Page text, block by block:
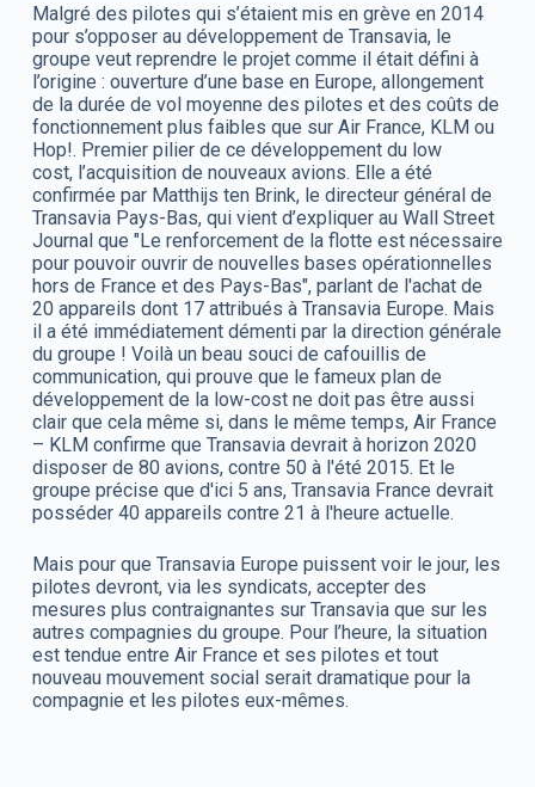
Malgré des pilotes qui s’étaient mis en grève en 2014
pour s’opposer au développement de Transavia, le
groupe veut reprendre le projet comme il était défini à
l’origine : ouverture d’une base en Europe, allongement
de la durée de vol moyenne des pilotes et des coûts de
fonctionnement plus faibles que sur Air France, KLM ou
Hop!. Premier pilier de ce développement du low
cost, l’acquisition de nouveaux avions. Elle a été
confirmée par Matthijs ten Brink, le directeur général de
Transavia Pays-Bas, qui vient d’expliquer au Wall Street
Journal que "Le renforcement de la flotte est nécessaire
pour pouvoir ouvrir de nouvelles bases opérationnelles
hors de France et des Pays-Bas", parlant de l'achat de
20 appareils dont 17 attribués à Transavia Europe. Mais
il a été immédiatement démenti par la direction générale
du groupe ! Voilà un beau souci de cafouillis de
communication, qui prouve que le fameux plan de
développement de la low-cost ne doit pas être aussi
clair que cela même si, dans le même temps, Air France
– KLM confirme que Transavia devrait à horizon 2020
disposer de 80 avions, contre 50 à l'été 2015. Et le
groupe précise que d'ici 5 ans, Transavia France devrait
posséder 40 appareils contre 21 à l'heure actuelle.
Mais pour que Transavia Europe puissent voir le jour, les
pilotes devront, via les syndicats, accepter des
mesures plus contraignantes sur Transavia que sur les
autres compagnies du groupe. Pour l’heure, la situation
est tendue entre Air France et ses pilotes et tout
nouveau mouvement social serait dramatique pour la
compagnie et les pilotes eux-mêmes.